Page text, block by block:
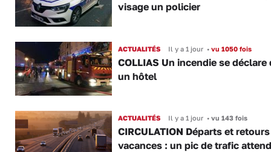
visage un policier
ACTUALITÉS Il y a 1 jour •vu 1050 fois
COLLIAS Un incendie se déclare
un hôtel
ACTUALITÉS Il y a 1 jour •vu 143 fois
CIRCULATION Départs et
vacances : un pic de trafic